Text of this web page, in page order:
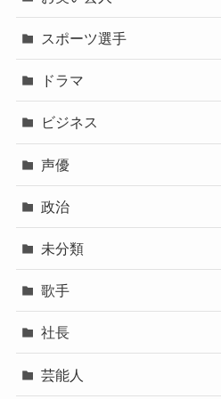
スポーツ選手
ドラマ
ビジネス
声優
政治
未分類
歌手
社長
芸能人